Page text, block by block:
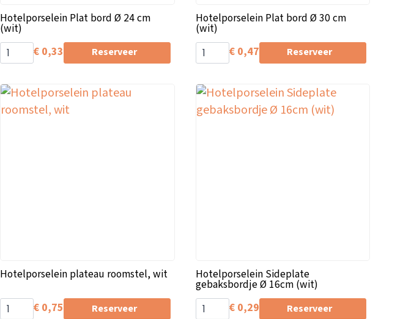
Hotelporselein Plat bord Ø 24 cm
(wit)
€ 0,33 Reserveer
Hotelporselein Plat bord Ø 30 cm
(wit)
€0,47 Reserveer
Hotelporselein plateau roomstel, wit
€ 0,75 Reserveer
Hotelporselein Sideplate
gebaksbordje Ø 16cm (wit)
€0,29 Reserveer